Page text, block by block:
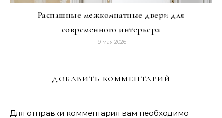
Распашные межкомнатные двери для
современного интерьера
19 мая 2026
ДОБАВИТЬ КОММЕНТАРИЙ
Для отправки комментария вам необходимо